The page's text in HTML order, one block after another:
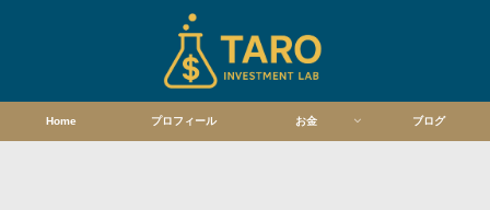
Home プロフィール お金 ブログ